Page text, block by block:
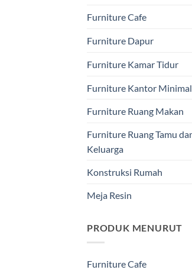
Furniture Cafe
Furniture Dapur
Furniture Kamar Tidur
Furniture Kantor
Furniture Ruang Makan
Furniture Ruang Tamu
Keluarga
Konstruksi Rumah
Meja Resin
PRODUK MENURUT
Furniture Cafe